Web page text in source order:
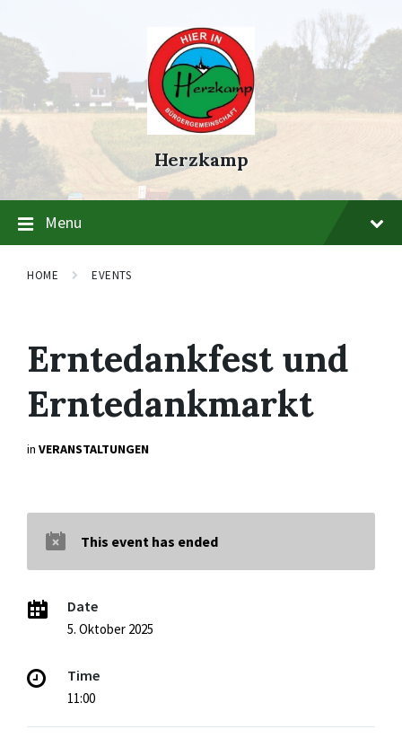
content
main
navigation
footer
Herzkamp
Menu
HOME EVENTS
Erntedankfest und
Erntedankmarkt
in VERANSTALTUNGEN
This event has ended
Date
5. Oktober 2025
Time
11:00